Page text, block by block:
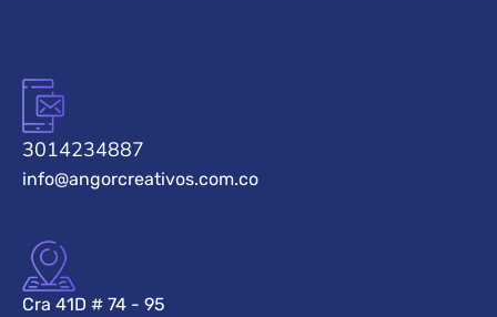
3014234887
info@angorcreativos.com.co
Cra 41D # 74 - 95